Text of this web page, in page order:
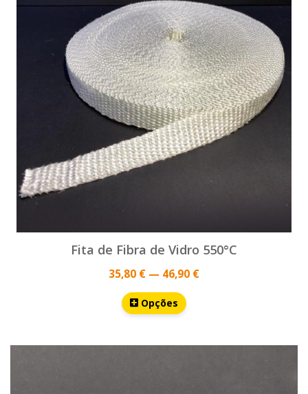
Fita de Fibra de Vidro 550°C
35,80 € — 46,90 €
Opções